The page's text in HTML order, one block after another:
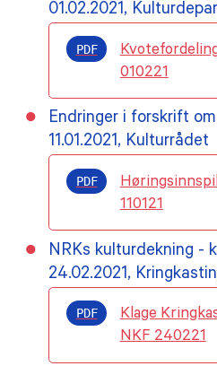
01.02.2021,
PDF
010221
Endringer i forskrift
11.01.2021, Kulturrådet
PDF
110121
NRKs kulturdekning -
24.02.2021,
PDF
Klage
NKF 240221